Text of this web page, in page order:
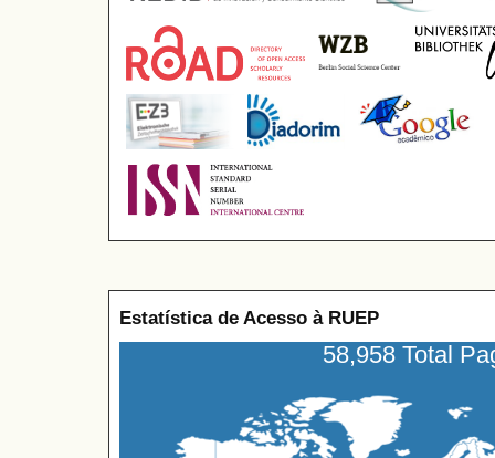
Estatística de Acesso à RUEP
58,958 Total